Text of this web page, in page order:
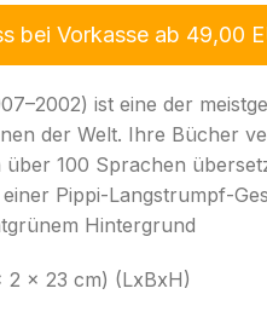
bei Vorkasse ab 49,00
ist eine der
der Welt. Ihre Bücher
100 Sprachen
Pippi-Langstrumpf-
Hintergrund
2 × 23 cm) (LxBxH)